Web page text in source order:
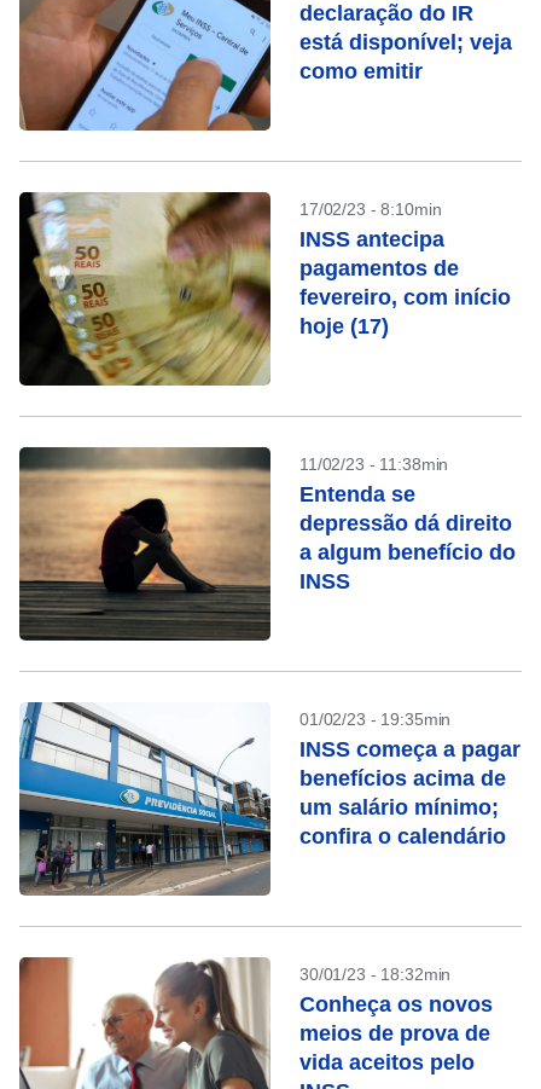
declaração do IR
está disponível; veja
como emitir
17/02/23 - 8:10min
INSS antecipa
pagamentos de
fevereiro, com início
hoje (17)
11/02/23 - 11:38min
Entenda se
depressão dá direito
a algum benefício do
INSS
01/02/23 - 19:35min
INSS começa a pagar
benefícios acima de
um salário mínimo;
confira o calendário
30/01/23 - 18:32min
Conheça os novos
meios de prova de
vida aceitos pelo